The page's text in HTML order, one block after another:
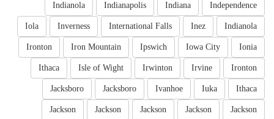
Independence
Indiana
Indianapolis
Indianola
Indianola
Inez
International Falls
Inverness
Iola
Ionia
Iowa City
Ipswich
Iron Mountain
Ironton
Ironton
Irvine
Irwinton
Isle of Wight
Ithaca
Ithaca
Iuka
Ivanhoe
Jacksboro
Jacksboro
Jackson
Jackson
Jackson
Jackson
Jackson